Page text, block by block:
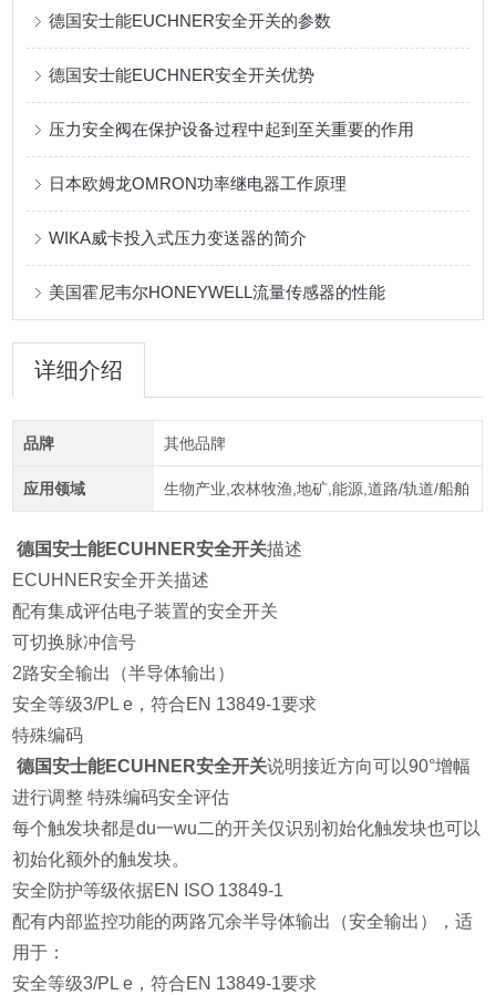
德国安士能EUCHNER安全开关的参数
德国安士能EUCHNER安全开关优势
压力安全阀在保护设备过程中起到至关重要的作用
日本欧姆龙OMRON功率继电器工作原理
WIKA威卡投入式压力变送器的简介
美国霍尼韦尔HONEYWELL流量传感器的性能
详细介绍
品牌 其他品牌
应用领域 生物产业,农林牧渔,地矿,能源,道路/轨道/船舶
德国安士能ECUHNER安全开关描述
ECUHNER安全开关描述
配有集成评估电子装置的安全开关
可切换脉冲信号
2路安全输出（半导体输出）
安全等级3/PL e，符合EN 13849-1要求
特殊编码
德国安士能ECUHNER安全开关说明接近方向可以90°增幅
进行调整 特殊编码安全评估
每个触发块都是du一wu二的开关仅识别初始化触发块也可以
初始化额外的触发块。
安全防护等级依据EN ISO 13849-1
配有内部监控功能的两路冗余半导体输出（安全输出），适
用于：
安全等级3/PL e，符合EN 13849-1要求